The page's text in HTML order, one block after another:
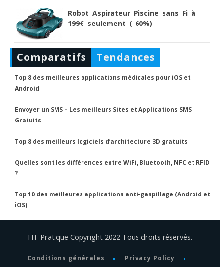
Robot Aspirateur Piscine sans Fi à
199€ seulement (-60%)
Comparatifs Tendances
Top 8 des meilleures applications médicales pour iOS et
Android
Envoyer un SMS – Les meilleurs Sites et Applications SMS
Gratuits
Top 8 des meilleurs logiciels d’architecture 3D gratuits
Quelles sont les différences entre WiFi, Bluetooth, NFC et RFID
?
Top 10 des meilleures applications anti-gaspillage (Android et
iOS)
HT Pratique Copyright 2022 Tous droits réservés.
Conditions générales
Privacy Policy